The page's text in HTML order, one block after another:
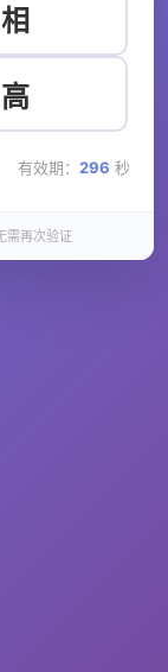
相
高
有效期： 296 秒
需再次验证